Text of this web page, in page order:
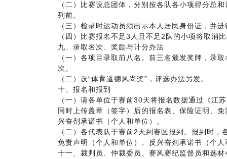
（二）比赛设总团体，分别按各队各小项得分总
列前。
（三）检录时运动员须出示本人居民身份证，并
（四）比赛报名不足3人且不足2队的小项将取消比
九、录取名次、奖励与计分办法
（一）各项目录取前八名。前三名颁发奖牌，录
次。
（二）设“体育道德风尚奖”，评选办法另发。
十、报名和报到
（一）请各单位于赛前30天将报名数据通过《江
同时上传盖章（签字）后的报名表、保险证明、
兴奋剂承诺书（个人和单位）。
（二）各代表队于赛前2天到赛区报到。报到时
免责声明（个人和单位）、反兴奋剂承诺书（个
十一、裁判员、仲裁委员、赛风赛纪监督员和选材